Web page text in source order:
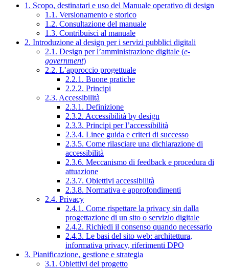
1. Scopo, destinatari e uso del Manuale operativo di design
1.1. Versionamento e storico
1.2. Consultazione del manuale
1.3. Contribuisci al manuale
2. Introduzione al design per i servizi pubblici digitali
2.1. Design per l’amministrazione digitale (e-
government)
2.2. L’approccio progettuale
2.2.1. Buone pratiche
2.2.2. Principi
2.3. Accessibilità
2.3.1. Definizione
2.3.2. Accessibilità by design
2.3.3. Principi per l’accessibilità
2.3.4. Linee guida e criteri di successo
2.3.5. Come rilasciare una dichiarazione di
accessibilità
2.3.6. Meccanismo di feedback e procedura di
attuazione
2.3.7. Obiettivi accessibilità
2.3.8. Normativa e approfondimenti
2.4. Privacy
2.4.1. Come rispettare la privacy sin dalla
progettazione di un sito o servizio digitale
2.4.2. Richiedi il consenso quando necessario
2.4.3. Le basi del sito web: architettura,
informativa privacy, riferimenti DPO
3. Pianificazione, gestione e strategia
3.1. Obiettivi del progetto